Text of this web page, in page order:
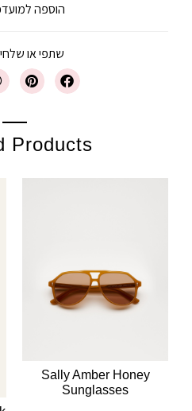
הוספה
שתפי או
Products
Sally Amber Honey
Sunglasses